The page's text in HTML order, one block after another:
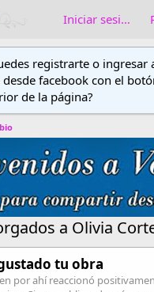
Iniciar sesión
registrarte o ingresar
facebook con el
de la página?
a Olivia
tu obra
por ahí reaccionó